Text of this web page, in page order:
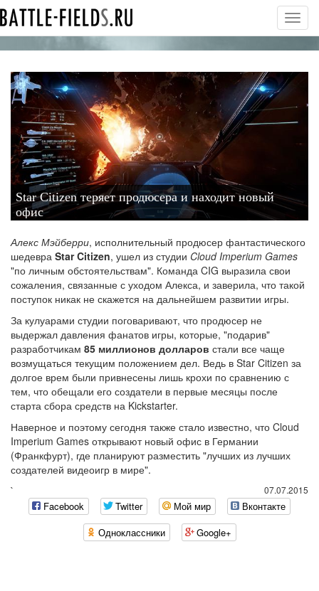
Star Citizen теряет продюсера и находит новый
офис
Алекс Мэйберри, исполнительный продюсер фантастического
шедевра Star Citizen, ушел из студии Cloud Imperium Games
"по личным обстоятельствам". Команда CIG выразила свои
сожаления, связанные с уходом Алекса, и заверила, что такой
поступок никак не скажется на дальнейшем развитии игры.
За кулуарами студии поговаривают, что продюсер не
выдержал давления фанатов игры, которые, "подарив"
разработчикам 85 миллионов долларов стали все чаще
возмущаться текущим положением дел. Ведь в Star Citizen за
долгое врем были привнесены лишь крохи по сравнению с
тем, что обещали его создатели в первые месяцы после
старта сбора средств на Kickstarter.
Наверное и поэтому сегодня также стало известно, что Cloud
Imperium Games открывают новый офис в Германии
(Франкфурт), где планируют разместить "лучших из лучших
создателей видеоигр в мире".
07.07.2015
`
Facebook Twitter Мой мир
Вконтакте
Одноклассники
Google+